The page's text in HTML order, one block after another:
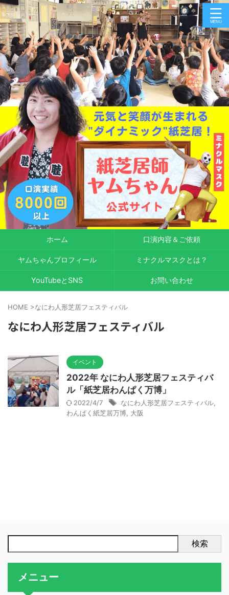
ホーム 口演内容＆ご依頼
ヤムちゃんプロフィール ミナクルマスクとは？
YouTubeとSNS お問い合わせ
HOME >なにわ人形芝居フェスティバル
なにわ人形芝居フェスティバル
イベント
2022年 なにわ人形芝居フェスティバ
ル「紙芝居わんぱく万博」
2022/4/7 なにわ人形芝居フェスティバル
わんぱく紙芝居万博 大阪
検索
メニュー